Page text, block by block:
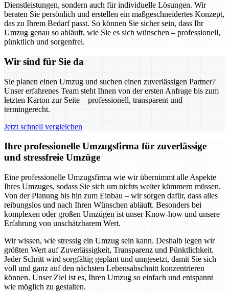
Dienstleistungen, sondern auch für individuelle Lösungen. Wir
beraten Sie persönlich und erstellen ein maßgeschneidertes Konzept,
das zu Ihrem Bedarf passt. So können Sie sicher sein, dass Ihr
Umzug genau so abläuft, wie Sie es sich wünschen – professionell,
pünktlich und sorgenfrei.
Wir sind für Sie da
Sie planen einen Umzug und suchen einen zuverlässigen Partner?
Unser erfahrenes Team steht Ihnen von der ersten Anfrage bis zum
letzten Karton zur Seite – professionell, transparent und
termingerecht.
Jetzt schnell vergleichen
Ihre professionelle Umzugsfirma für zuverlässige
und stressfreie Umzüge
Eine professionelle Umzugsfirma wie wir übernimmt alle Aspekte
Ihres Umzuges, sodass Sie sich um nichts weiter kümmern müssen.
Von der Planung bis hin zum Einbau – wir sorgen dafür, dass alles
reibungslos und nach Ihren Wünschen abläuft. Besonders bei
komplexen oder großen Umzügen ist unser Know-how und unsere
Erfahrung von unschätzbarem Wert.
Wir wissen, wie stressig ein Umzug sein kann. Deshalb legen wir
größten Wert auf Zuverlässigkeit, Transparenz und Pünktlichkeit.
Jeder Schritt wird sorgfältig geplant und umgesetzt, damit Sie sich
voll und ganz auf den nächsten Lebensabschnitt konzentrieren
können. Unser Ziel ist es, Ihren Umzug so einfach und entspannt
wie möglich zu gestalten.